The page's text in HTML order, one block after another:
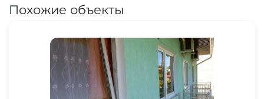
Похожие объекты